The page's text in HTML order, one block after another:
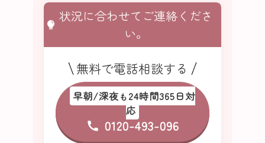
状況に合わせてご連絡くださ
い。
無料で電話相談する
早朝/深夜も24時間365日対
応
0120-493-096